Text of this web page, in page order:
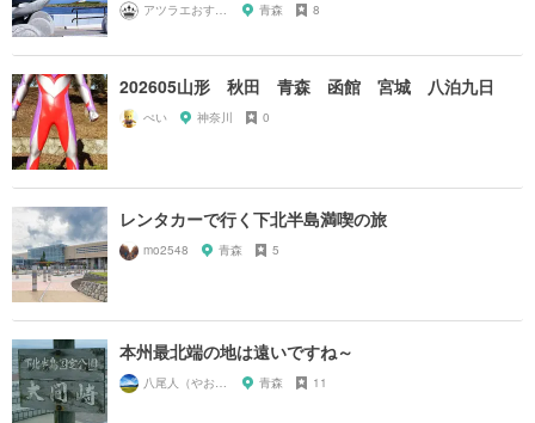
アツラエおすすめ旅プラン！ 青森 8
202605山形 秋田 青森 函館 宮城 八泊九日
ぺい 神奈川 0
レンタカーで行く下北半島満喫の旅
mo2548 青森 5
本州最北端の地は遠いですね～
八尾人（やおんちゅ） 青森 11